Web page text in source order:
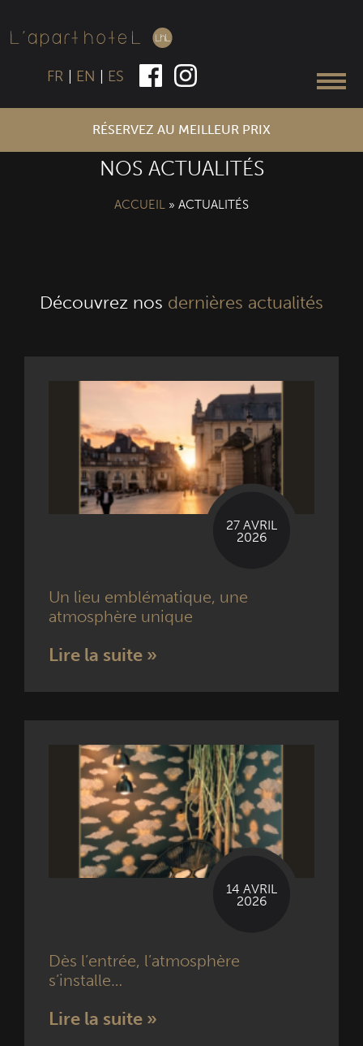
FR EN ES
RÉSERVEZ AU MEILLEUR PRIX
NOS ACTUALITÉS
ACCUEIL » ACTUALITÉS
Découvrez nos dernières actualités
Un lieu emblématique, une
atmosphère unique
27 AVRIL
2026
Lire la suite »
Dès l’entrée, l’atmosphère
s’installe…
14 AVRIL
2026
Lire la suite »